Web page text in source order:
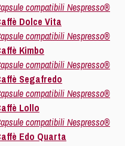
compatibili Nespresso®
Dolce Vita
compatibili Nespresso®
Kimbo
compatibili Nespresso®
Segafredo
compatibili Nespresso®
Lollo
compatibili Nespresso®
Edo Quarta